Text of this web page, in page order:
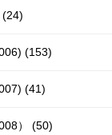
(24)
(153)
(41)
） (50)